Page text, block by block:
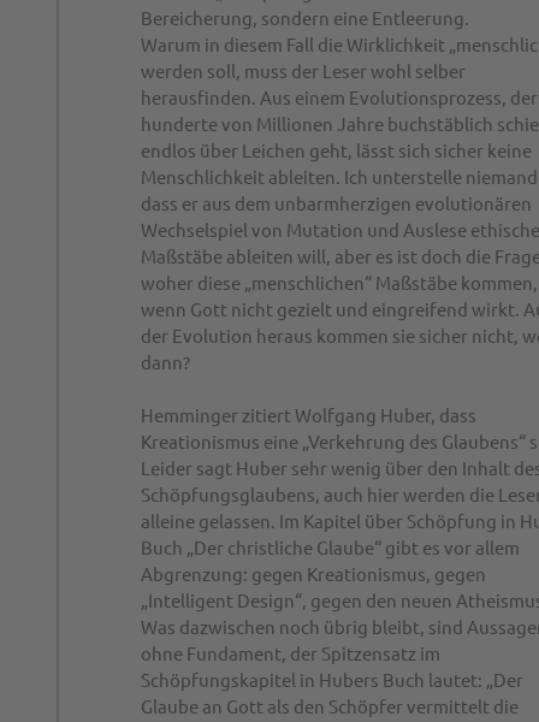
Bereicherung, sondern eine Entleerung.
Warum in diesem Fall die Wirklichkeit
werden soll, muss der Leser wohl selber
herausfinden. Aus einem Evolutionsprozess,
hunderte von Millionen Jahre buchstäblich
endlos über Leichen geht, lässt sich sicher keine
Menschlichkeit ableiten. Ich unterstelle
dass er aus dem unbarmherzigen evolutionären
Wechselspiel von Mutation und Auslese ethische
Maßstäbe ableiten will, aber es ist doch die
woher diese „menschlichen“ Maßstäbe kommen,
wenn Gott nicht gezielt und eingreifend wirkt.
der Evolution heraus kommen sie sicher nicht,
dann?
Hemminger zitiert Wolfgang Huber, dass
Kreationismus eine „Verkehrung des Glaubens“
Leider sagt Huber sehr wenig über den Inhalt
Schöpfungsglaubens, auch hier werden die
alleine gelassen. Im Kapitel über Schöpfung in
Buch „Der christliche Glaube“ gibt es vor allem
Abgrenzung: gegen Kreationismus, gegen
„Intelligent Design“, gegen den neuen
Was dazwischen noch übrig bleibt, sind
ohne Fundament, der Spitzensatz im
Schöpfungskapitel in Hubers Buch lautet: „Der
Glaube an Gott als den Schöpfer vermittelt die